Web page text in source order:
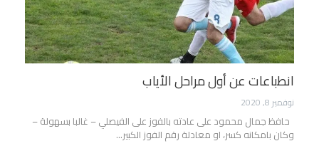
انطباعات عن أول مراحل الأياب
نوفمبر 8, 2020
حافظ جمال محمود على عادته بالفوز على الفيصلي – غالبا بسهولة –
وكان بامكانه كسر، او معادلة رقم الفوز الكبير…